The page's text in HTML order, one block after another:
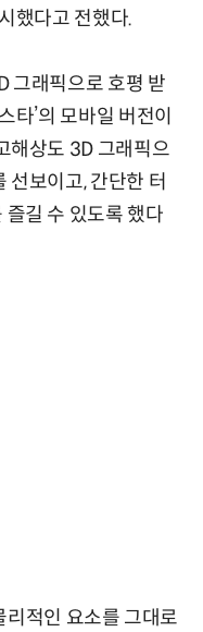
했다고 전했다.
그래픽으로 호평 받
타’의 모바일 버전이
해상도 3D 그래픽으
선보이고, 간단한 터
길 수 있도록 했다
리적인 요소를 그대로